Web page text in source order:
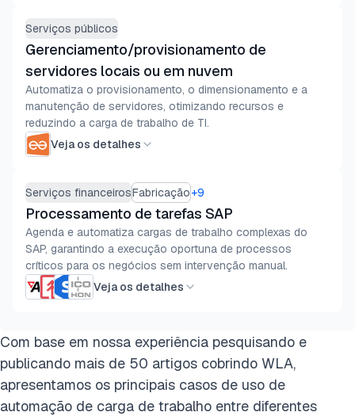
Serviços públicos
Gerenciamento/provisionamento de
servidores locais ou em nuvem
Automatiza o provisionamento, o dimensionamento e a
manutenção de servidores, otimizando recursos e
reduzindo a carga de trabalho de TI.
Veja os detalhes
Serviços financeirosFabricação+9
Processamento de tarefas SAP
Agenda e automatiza cargas de trabalho complexas do
SAP, garantindo a execução oportuna de processos
críticos para os negócios sem intervenção manual.
Veja os detalhes
Com base em nossa experiência pesquisando e
publicando mais de 50 artigos cobrindo WLA,
apresentamos os principais casos de uso de
automação de carga de trabalho entre diferentes